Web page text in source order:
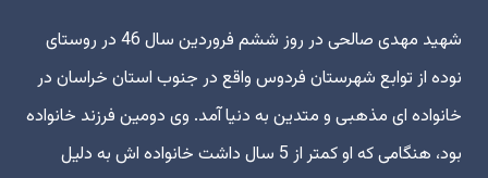
شهید مهدی صالحی در روز ششم فروردین سال 46 در روستای
نوده از توابع شهرستان فردوس واقع در جنوب استان خراسان در
خانواده ای مذهبی و متدین به دنیا آمد. وی دومین فرزند خانواده
بود، هنگامی که او کمتر از 5 سال داشت خانواده اش به دلیل